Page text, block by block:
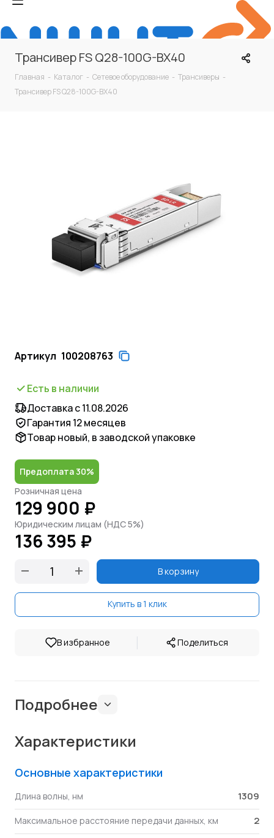
Трансивер FS Q28-100G-BX40
Главная - Каталог - Сетевое оборудование - Трансиверы -
Трансивер FS Q28-100G-BX40
Артикул 100208763
Есть в наличии
Доставка с 11.08.2026
Гарантия 12 месяцев
Товар новый, в заводской упаковке
Предоплата 30%
Розничная цена
129 900 ₽
Юридическим лицам (НДС 5%)
136 395 ₽
В корзину
Купить в 1 клик
В избранное | Поделиться
Подробнее
Характеристики
Основные характеристики
Длина волны, нм 1309
Максимальное расстояние передачи данных, км 2